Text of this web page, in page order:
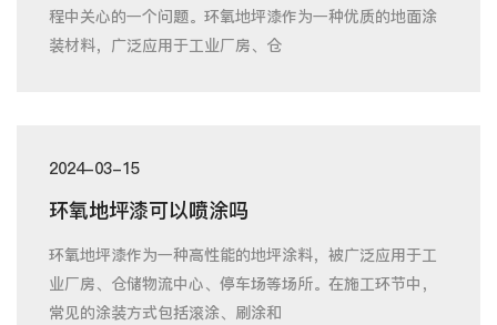
程中关心的一个问题。环氧地坪漆作为一种优质的地面涂
装材料，广泛应用于工业厂房、仓
2024-03-15
环氧地坪漆可以喷涂吗
环氧地坪漆作为一种高性能的地坪涂料，被广泛应用于工
业厂房、仓储物流中心、停车场等场所。在施工环节中，
常见的涂装方式包括滚涂、刷涂和